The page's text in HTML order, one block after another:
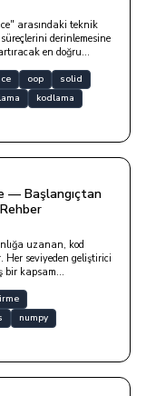
arasındaki teknik
derinlemesine
en doğru
oop
solid
kodlama
— Başlangıçtan
uzanan, kod
Her seviyeden geliştirici
bir kapsam
numpy